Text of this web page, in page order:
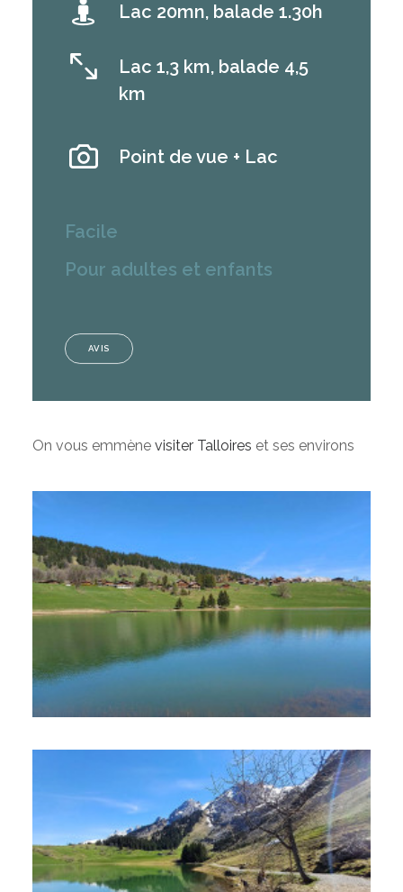
On vous emmène visiter Talloires et ses environs
Lac 20mn, balade 1.30h
Lac 1,3 km, balade 4,5
km
Point de vue + Lac
Facile
Pour adultes et enfants
AVIS